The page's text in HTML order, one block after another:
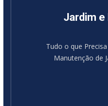
Jardim
Tudo o que
Manutenção de